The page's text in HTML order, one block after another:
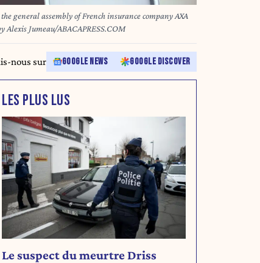
general assembly of French insurance company AXA
Alexis Jumeau/ABACAPRESS.COM
nous sur GOOGLE NEWS GOOGLE DISCOVER
LES PLUS LUS
Le suspect du meurtre Driss